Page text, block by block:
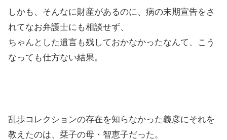
しかも、そんなに財産があるのに、病の末期宣告をさ
れてなお弁護士にも相談せず、
ちゃんとした遺言も残しておかなかったなんて、こう
なっても仕方ない結果。
乱歩コレクションの存在を知らなかった義彦にそれを
教えたのは、栞子の母・智恵子だった。